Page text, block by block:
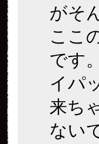
がそ
ここ
です
イパ
来ち
ない